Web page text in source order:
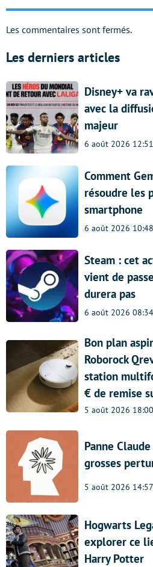
Les commentaires sont fermés.
Les derniers articles
Disney+ va
avec la
majeur
6 août 2026 12:51
Comment
résoudre les
smartphone
6 août 2026 10:48
Steam : cet
vient de
durera pas
6 août 2026 08:34
Bon plan
Roborock
station
€ de remise
5 août 2026 18:00
Panne
grosses
5 août 2026 14:57
Hogwarts
explorer ce
Harry Potter